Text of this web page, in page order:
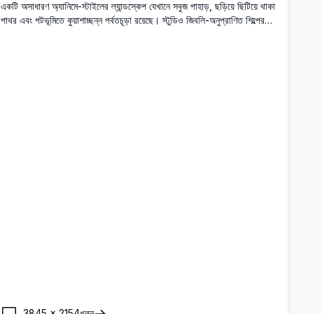
একটি অসাধারণ অ্যানিমে-স্টাইলের ল্যান্ডস্কেপ যেখানে সবুজ পাহাড়, ছড়িয়ে ছিটিয়ে থাকা
পাথর এবং পটভূমিতে কুয়াশাচ্ছন্ন পর্বতচূড়া রয়েছে। স্টুডিও জিবলি-অনুপ্রাণিত শিল্পের